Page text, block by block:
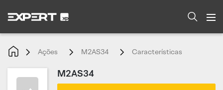
Ações M2AS34 Características
M2AS34